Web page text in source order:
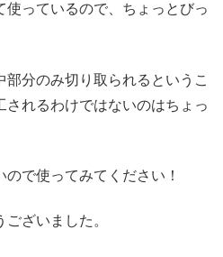
使っているので、ちょっとびっ
部分のみ切り取られるというこ
されるわけではないのはちょっ
で使ってみてください！
ざいました。